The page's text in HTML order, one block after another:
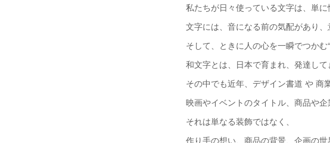
私たちが日々使っている文字は、単
文字には、音になる前の気配があり、
そして、ときに人の心を一瞬でつかむ
和文字とは、日本で育まれ、発達して
その中でも近年、デザイン書道 や 商
映画やイベントのタイトル、商品や
それは単なる装飾ではなく、
作り手の想い、商品の背景、企画の世